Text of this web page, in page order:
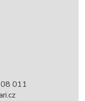
011